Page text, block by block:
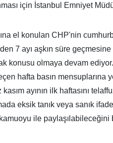
için İstanbul Emniyet
el konulan CHP'nin
7 ayı aşkın süre
konusu olmaya devam
hafta basın mensuplarına
ayının ilk haftasını
eksik tanık veya sanık
ile paylaşılabileceğini